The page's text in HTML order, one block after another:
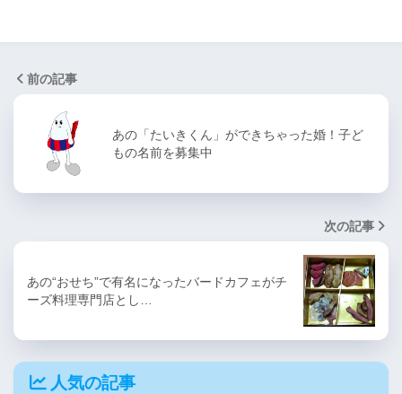
前の記事
あの「たいきくん」ができちゃった婚！子ど
もの名前を募集中
次の記事
あの“おせち”で有名になったバードカフェがチ
ーズ料理専門店とし…
人気の記事